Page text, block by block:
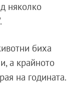
няколко
биха
а крайното
на годината.